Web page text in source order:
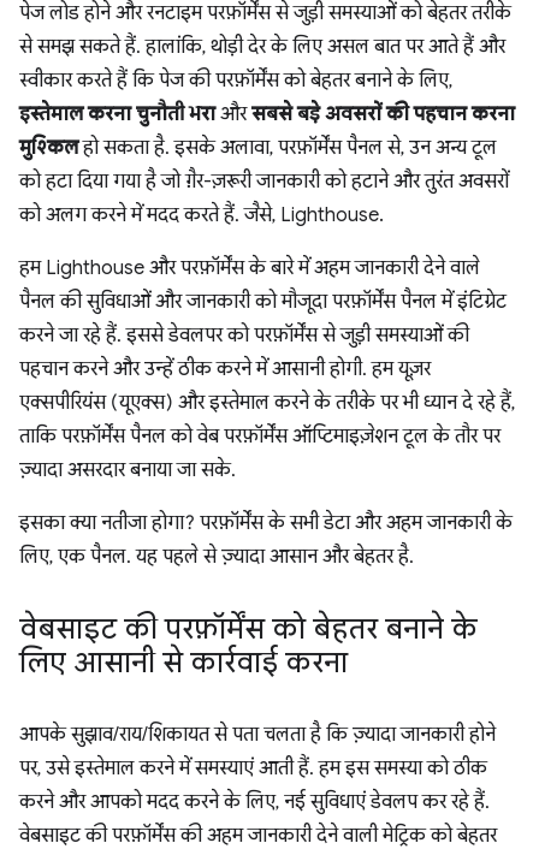
पेज लोड होने और रनटाइम परफ़ॉर्मेंस से जुड़ी समस्याओं को बेहतर तरीके
से समझ सकते हैं. हालांकि, थोड़ी देर के लिए असल बात पर आते हैं और
स्वीकार करते हैं कि पेज की परफ़ॉर्मेंस को बेहतर बनाने के लिए,
इस्तेमाल करना चुनौती भराऔरसबसे बड़े अवसरों की पहचान करना
मुश्किलहो सकता है. इसके अलावा, परफ़ॉर्मेंस पैनल से, उन अन्य टूल
को हटा दिया गया है जो ग़ैर-ज़रूरी जानकारी को हटाने और तुरंत अवसरों
को अलग करने में मदद करते हैं. जैसे, Lighthouse.
हम Lighthouse और परफ़ॉर्मेंस के बारे में अहम जानकारी देने वाले
पैनल की सुविधाओं और जानकारी को मौजूदा परफ़ॉर्मेंस पैनल में इंटिग्रेट
करने जा रहे हैं. इससे डेवलपर को परफ़ॉर्मेंस से जुड़ी समस्याओं की
पहचान करने और उन्हें ठीक करने में आसानी होगी. हम यूज़र
एक्सपीरियंस (यूएक्स) और इस्तेमाल करने के तरीके पर भी ध्यान दे रहे हैं,
ताकि परफ़ॉर्मेंस पैनल को वेब परफ़ॉर्मेंस ऑप्टिमाइज़ेशन टूल के तौर पर
ज़्यादा असरदार बनाया जा सके.
इसका क्या नतीजा होगा? परफ़ॉर्मेंस के सभी डेटा और अहम जानकारी के
लिए, एक पैनल. यह पहले से ज़्यादा आसान और बेहतर है.
वेबसाइट की परफ़ॉर्मेंस को बेहतर बनाने के
लिए आसानी से कार्रवाई करना
आपके सुझाव/राय/शिकायत से पता चलता है कि ज़्यादा जानकारी होने
पर, उसे इस्तेमाल करने में समस्याएं आती हैं. हम इस समस्या को ठीक
करने और आपको मदद करने के लिए, नई सुविधाएं डेवलप कर रहे हैं.
वेबसाइट की परफ़ॉर्मेंस की अहम जानकारी देने वाली मेट्रिक को बेहतर